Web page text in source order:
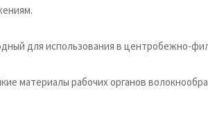
для использования в центробежно-
материалы рабочих органов